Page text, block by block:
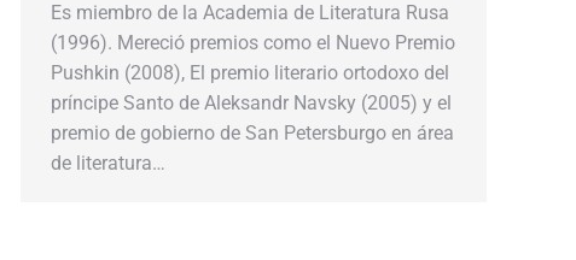
Es miembro de la Academia de Literatura Rusa
(1996). Mereció premios como el Nuevo Premio
Pushkin (2008), El premio literario ortodoxo del
príncipe Santo de Aleksandr Navsky (2005) y el
premio de gobierno de San Petersburgo en área
de literatura…